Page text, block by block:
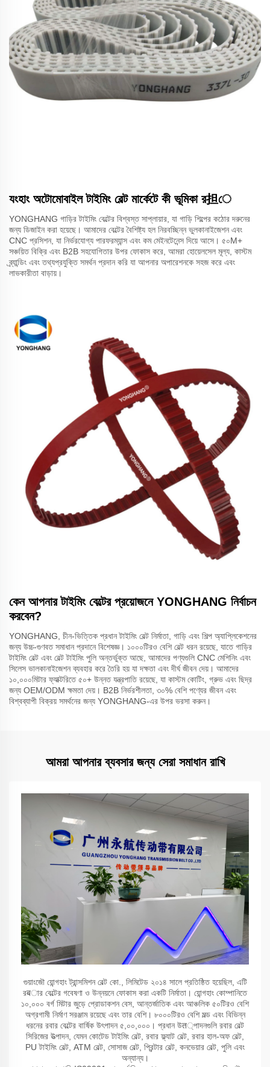
যংহাং অটোমোবাইল টাইমিং বেল্ট মার্কেটে কী ভূমিকা র担ে
YONGHANG গাড়ির টাইমিং বেল্টের বিশ্বস্ত সাপ্লায়ার, যা গাড়ি শিল্পের কঠোর দরুনের
জন্য ডিজাইন করা হয়েছে। আমাদের বেল্টের বৈশিষ্ট্য হল নিরবচ্ছিন্ন ভুলকানাইজেশন এবং
CNC প্রসিশন, যা নির্ভরযোগ্য পারফরম্যান্স এবং কম মেইনটেনেন্স দিয়ে আসে। ৫০M+
সঞ্চয়িত বিক্রি এবং B2B সহযোগিতার উপর ফোকাস করে, আমরা হোয়েলসেল মূল্য, কাস্টম
ব্র্যান্ডিং এবং তথ্যপ্রযুক্তি সমর্থন প্রদান করি যা আপনার অপারেশনকে সহজ করে এবং
লাভকারীতা বাড়ায়।
কেন আপনার টাইমিং বেল্টের প্রয়োজনে YONGHANG নির্বাচন
করবেন?
YONGHANG, চীন-ভিত্তিক প্রধান টাইমিং বেল্ট নির্মাতা, গাড়ি এবং শিল্প অ্যাপ্লিকেশনের
জন্য উচ্চ-গুণবত সমাধান প্রদানে বিশেষজ্ঞ। ১০০০টিরও বেশি বেল্ট ধরন রয়েছে, যাতে গাড়ির
টাইমিং বেল্ট এবং বেল্ট টাইমিং পুলি অন্তর্ভুক্ত আছে, আমাদের পণ্যগুলি CNC মেশিনিং এবং
সিলেস ভালকানাইজেশন ব্যবহার করে তৈরি হয় যা দক্ষতা এবং দীর্ঘ জীবন দেয়। আমাদের
১০,০০০মিটার ফ্যাক্টরিতে ৫০+ উন্নত যন্ত্রপাতি রয়েছে, যা কাস্টম কোটিং, গ্রুভ এবং ছিদ্র
জন্য OEM/ODM ক্ষমতা দেয়। B2B নির্ভরশীলতা, ৩০% বেশি পণ্যের জীবন এবং
বিশ্বব্যাপী বিক্রয় সমর্থনের জন্য YONGHANG-এর উপর ভরসা করুন।
আমরা আপনার ব্যবসার জন্য সেরা সমাধান রাখি
গুয়াংজৌ য়োন্গহাং ট্রান্সমিশন বেল্ট কো., লিমিটেড ২০১৪ সালে প্রতিষ্ঠিত হয়েছিল, এটি
রबার বেল্টের গবেষণা ও উন্নয়নে ফোকাস করা একটি নির্মাতা। য়োন্গহাং কোম্পানিতে
১০,০০০ বর্গ মিটার জুড়ে প্রোডাকশন বেস, আন্তর্জাতিক এবং আঞ্চলিক ৫০টিরও বেশি
অগ্রগামী নির্মাণ সরঞ্জাম রয়েছে এবং তার বেশি। ৮০০০টিরও বেশি মল্ড এবং বিভিন্ন
ধরনের রবার বেল্টের বার্ষিক উৎপাদন ৫,০০,০০০। প্রধান উत্পাদনগুলি রবার বেল্ট
সিরিজের উত্পাদন, যেমন কোটেড টাইমিং বেল্ট, রবার ফ্ল্যাট বেল্ট, রবার হাল-অফ বেল্ট,
PU টাইমিং বেল্ট, ATM বেল্ট, সোসাজ বেল্ট, প্রিন্টার বেল্ট, কনভেয়ার বেল্ট, পুলি এবং
অন্যান্য।